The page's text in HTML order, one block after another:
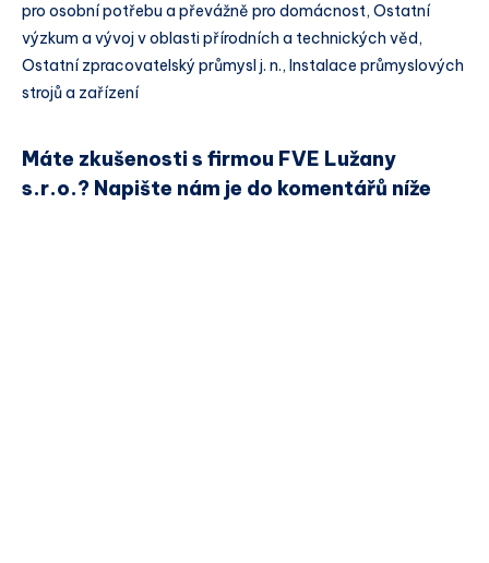
pro osobní potřebu a převážně pro domácnost, Ostatní
výzkum a vývoj v oblasti přírodních a technických věd,
Ostatní zpracovatelský průmysl j. n., Instalace průmyslových
strojů a zařízení
Máte zkušenosti s firmou FVE Lužany
s.r.o.? Napište nám je do komentářů níže